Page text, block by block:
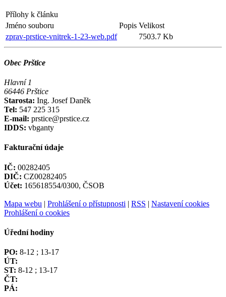
Přílohy k článku
Jméno souboru
Popis Velikost
zprav-prstice-vnitrek-1-23-web.pdf
7503.7 Kb
Obec Prštice
Hlavní 1
66446 Prštice
Starosta: Ing. Josef Daněk
Tel: 547 225 315
E-mail: prstice@prstice.cz
IDDS: vbganty
Fakturační údaje
IČ: 00282405
DIČ: CZ00282405
Účet: 165618554/0300, ČSOB
Mapa webu | Prohlášení o přístupnosti | RSS | Nastavení cookies
Prohlášení o cookies
Úřední hodiny
PO: 8-12 ; 13-17
ÚT:
ST: 8-12 ; 13-17
ČT:
PÁ: